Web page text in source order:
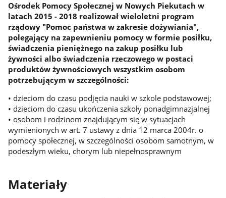
Ośrodek Pomocy Społecznej w Nowych Piekutach w
latach 2015 - 2018 realizował wieloletni program
rządowy "Pomoc państwa w zakresie dożywiania",
polegający na zapewnieniu pomocy w formie posiłku,
świadczenia pieniężnego na zakup posiłku lub
żywności albo świadczenia rzeczowego w postaci
produktów żywnościowych wszystkim osobom
potrzebującym w szczególności:
• dzieciom do czasu podjęcia nauki w szkole podstawowej;
• dzieciom do czasu ukończenia szkoły ponadgimnazjalnej
• osobom i rodzinom znajdującym się w sytuacjach
wymienionych w art. 7 ustawy z dnia 12 marca 2004r. o
pomocy społecznej, w szczególności osobom samotnym, w
podeszłym wieku, chorym lub niepełnosprawnym
Materiały